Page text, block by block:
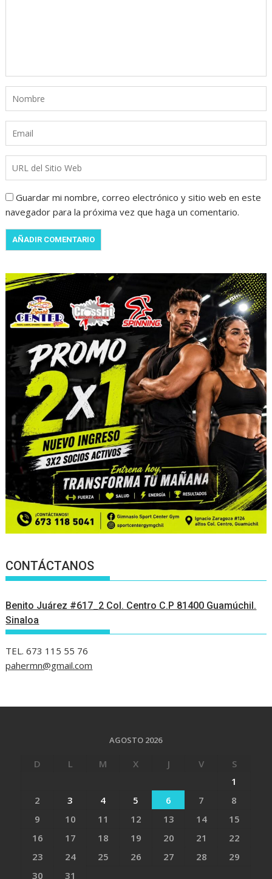
Guardar mi nombre, correo electrónico y sitio web en este
navegador para la próxima vez que haga un comentario.
CONTÁCTANOS
Benito Juárez #617_2 Col. Centro C.P 81400 Guamúchil.
Sinaloa
TEL. 673 115 55 76
pahermn@gmail.com
AGOSTO 2026
D L M X J V
S
1
2
3 4 5 6 7
8
9
10 11 12 13 14
15
16
17 18 19 20 21
22
23
24 25 26 27 28
29
30
31